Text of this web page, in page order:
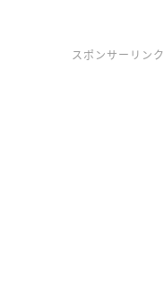
スポンサーリンク